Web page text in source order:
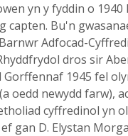
yn y fyddin o 1940
capten. Bu'n
Adfocad-
dros sir
1945 fel
(a oedd newydd farw),
cyffredinol yn
gan D. Elystan